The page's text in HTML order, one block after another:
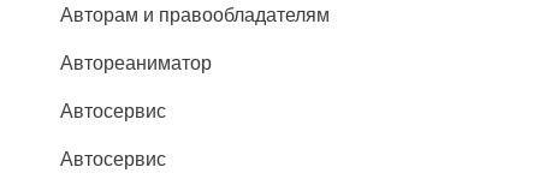
Авторам и правообладателям
Автореаниматор
Автосервис
Автосервис